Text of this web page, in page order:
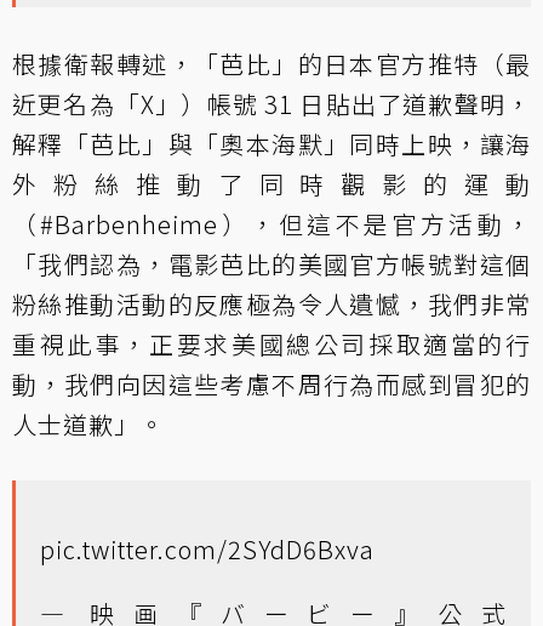
根據衛報轉述，「芭比」的日本官方推特（最
近更名為「X」）帳號 31 日貼出了道歉聲明，
解釋「芭比」與「奧本海默」同時上映，讓海
外粉絲推動了同時觀影的運動
（#Barbenheime），但這不是官方活動，
「我們認為，電影芭比的美國官方帳號對這個
粉絲推動活動的反應極為令人遺憾，我們非常
重視此事，正要求美國總公司採取適當的行
動，我們向因這些考慮不周行為而感到冒犯的
人士道歉」。
pic.twitter.com/2SYdD6Bxva
— 映画『バービー』公式